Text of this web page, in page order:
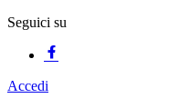
Seguici su
Accedi